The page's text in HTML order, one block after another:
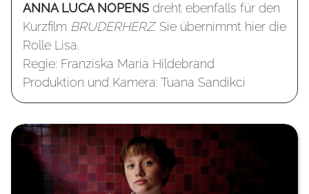
ANNA LUCA NOPENS dreht ebenfalls für den
Kurzfilm BRUDERHERZ. Sie übernimmt hier die
Rolle Lisa.
Regie: Franziska Maria Hildebrand
Produktion und Kamera: Tuana Sandikci